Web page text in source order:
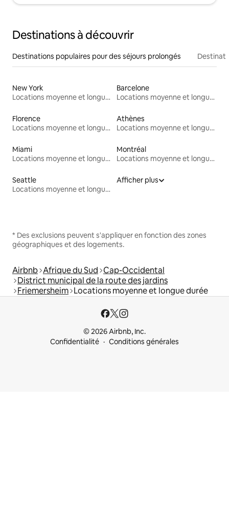
Destinations à découvrir
Destinations populaires pour des séjours prolongés
New York
Locations moyenne et longue durée
Barcelone
Locations moyenne et longue durée
Florence
Locations moyenne et longue durée
Athènes
Locations moyenne et longue durée
Miami
Locations moyenne et longue durée
Montréal
Locations moyenne et longue durée
Seattle
Locations moyenne et longue durée
Afficher plus
* Des exclusions peuvent s'appliquer en fonction des zones
géographiques et des logements.
Airbnb Afrique du Sud Cap-Occidental
District municipal de la route des jardins
Friemersheim Locations moyenne et longue durée
© 2026 Airbnb, Inc.
Confidentialité
Conditions générales